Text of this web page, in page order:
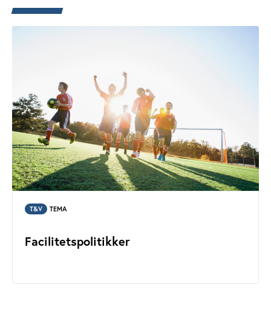
T&V TEMA
Facilitetspolitikker